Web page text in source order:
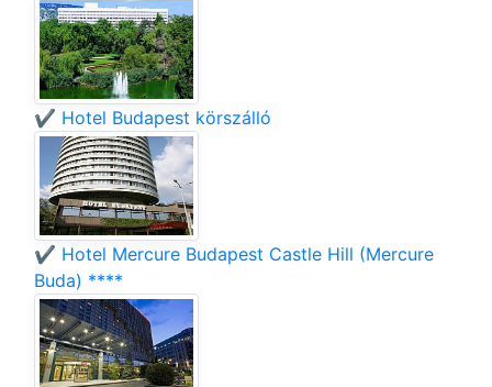
✔️ Hotel Budapest körszálló
✔️ Hotel Mercure Budapest Castle Hill (Mercure
Buda) ****